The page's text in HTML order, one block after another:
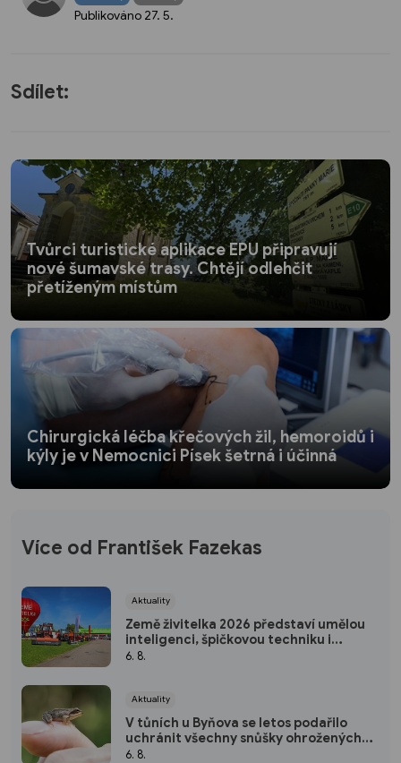
Publikováno 27. 5.
Sdílet:
Tvůrci turistické aplikace EPU připravují
nové šumavské trasy. Chtějí odlehčit
přetíženým místům
Chirurgická léčba křečových žil, hemoroidů i
kýly je v Nemocnici Písek šetrná i účinná
Více od František Fazekas
Aktuality
Země živitelka 2026 představí umělou
inteligenci, špičkovou techniku i
rekordní přehlídku hospodářských
6. 8.
Aktuality
V tůních u Byňova se letos podařilo
uchránit všechny snůšky ohrožených
skokanů štíhlých. Louky Rudiho Mattoni
6. 8.